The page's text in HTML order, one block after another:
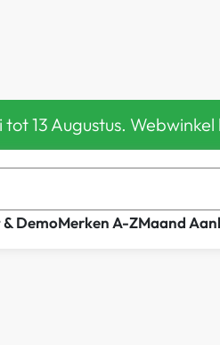
tot 13 Augustus.
DemoMerken A-ZMaand